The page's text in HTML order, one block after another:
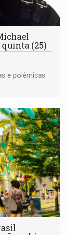
quinta (25)
e polêmicas